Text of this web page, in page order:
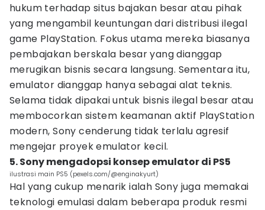
hukum terhadap situs bajakan besar atau pihak
yang mengambil keuntungan dari distribusi ilegal
game PlayStation. Fokus utama mereka biasanya
pembajakan berskala besar yang dianggap
merugikan bisnis secara langsung. Sementara itu,
emulator dianggap hanya sebagai alat teknis.
Selama tidak dipakai untuk bisnis ilegal besar atau
membocorkan sistem keamanan aktif PlayStation
modern, Sony cenderung tidak terlalu agresif
mengejar proyek emulator kecil.
5. Sony mengadopsi konsep emulator di PS5
ilustrasi main PS5 (pexels.com/@enginakyurt)
Hal yang cukup menarik ialah Sony juga memakai
teknologi emulasi dalam beberapa produk resmi